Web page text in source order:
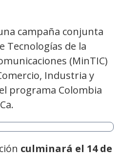
campaña conjunta
Tecnologías de la
(MinTIC)
Industria y
programa Colombia
culminará el 14 de